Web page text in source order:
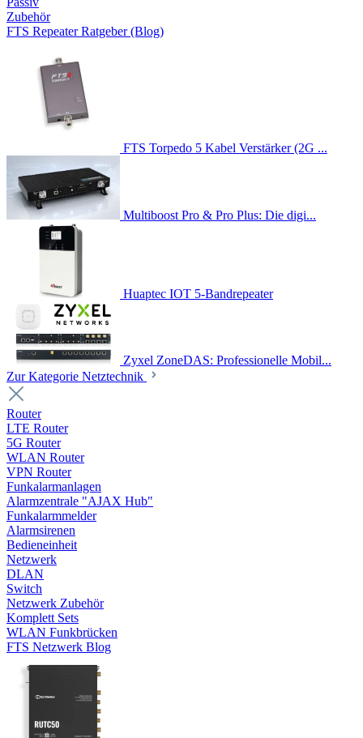
Zubehör
FTS Repeater Ratgeber (Blog)
FTS Torpedo 5 Kabel Verstärker (2G ...
Multiboost Pro & Pro Plus: Die digi...
Huaptec IOT 5-Bandrepeater
Zyxel ZoneDAS: Professionelle Mobil...
Zur Kategorie Netztechnik
Router
LTE Router
5G Router
WLAN Router
VPN Router
Funkalarmanlagen
Alarmzentrale "AJAX Hub"
Funkalarmmelder
Alarmsirenen
Bedieneinheit
Netzwerk
DLAN
Switch
Netzwerk Zubehör
Komplett Sets
WLAN Funkbrücken
FTS Netzwerk Blog